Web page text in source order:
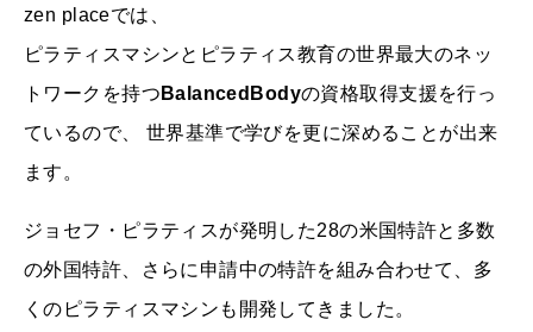
zen placeでは、
ピラティスマシンとピラティス教育の世界最大のネッ
トワークを持つ BalancedBodyの資格取得支援を行っ
ているので、 世界基準で学びを更に深めることが出来
ます。
ジョセフ・ピラティスが発明した28の米国特許と多数
の外国特許、さらに申請中の特許を組み合わせて、多
くのピラティスマシンも開発してきました。